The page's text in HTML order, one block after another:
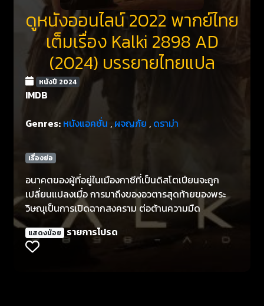
ดูหนังออนไลน์ 2022 พากย์ไทย
เต็มเรื่อง Kalki 2898 AD
(2024) บรรยายไทยแปล
หนังปี 2024
IMDB
Genres: หนังแอคชั่น , ผจญภัย , ดราม่า
เรื่องย่อ
อนาคตของผู้ที่อยู่ในเมืองกาซีที่เป็นดิสโตเปียนจะถูก
เปลี่ยนแปลงเมื่อ การมาถึงของอวตารสุดท้ายของพระ
วิษณุเป็นการเปิดฉากสงคราม ต่อต้านความมืด
แสดงน้อย รายการโปรด